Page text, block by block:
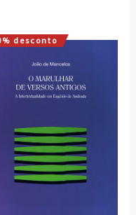
desconto
O
preço
original
era:
12,00 €.
O
preço
atual
é:
10,80 €.